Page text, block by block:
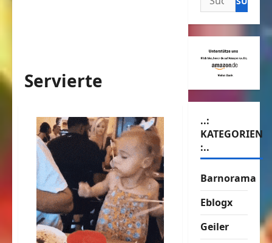
Servierte
nach:
..:
KATEGORIEN
:..
Barnorama
Eblogx
Geiler